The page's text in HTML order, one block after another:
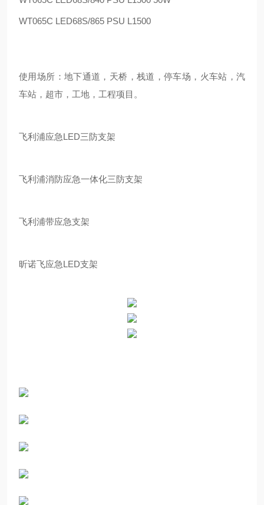
WT065C LED68S/865 PSU L1500
使用场所： 地下通道， 天桥，栈道，停车场，火车站，汽
车站，超市，工地，工程项目。
飞利浦应急LED三防支架
飞利浦消防应急一体化三防支架
飞利浦带应急支架
昕诺飞应急LED支架